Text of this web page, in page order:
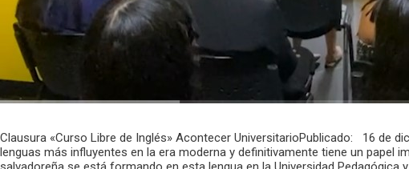
Clausura «Curso Libre de Inglés» Acontecer UniversitarioPublicado: 16 de
lenguas más influyentes en la era moderna y definitivamente tiene un papel